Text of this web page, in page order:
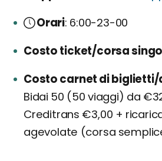
Orari 6:00-23-00
Costo ticket/corsa
Costo carnet di
Bidai 50 (50 viaggi) da
Creditrans €3,00 +
agevolate (corsa